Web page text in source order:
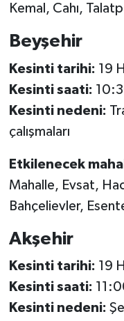
Kemal, Cahı,
Beyşehir
Kesinti tarihi: 19
Kesinti saati:
Kesinti nedeni:
çalışmaları
Etkilenecek
Mahalle, Evsat,
Bahçelievler,
Akşehir
Kesinti tarihi: 19
Kesinti saati:
Kesinti nedeni: